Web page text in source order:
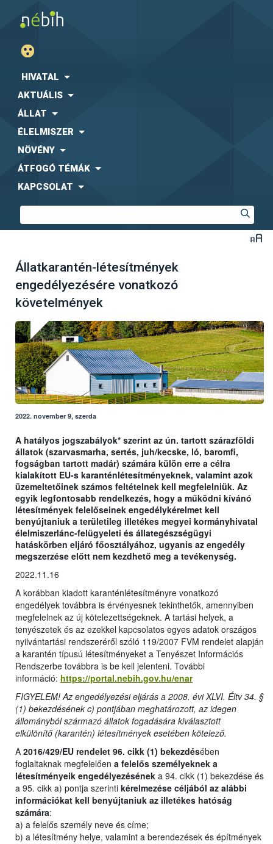
HIVATAL
AKTUÁLIS
ÁLLAT
ÉLELMISZER
NÖVÉNY
ÁTFOGÓ TÉMÁK
KAPCSOLAT
Állatkarantén-létesítmények
engedélyezésére vonatkozó
követelmények
2022. november 9, szerda
A hatályos jogszabályok* szerint az ún. tartott szárazföldi
állatok (szarvasmarha, sertés, juh/kecske, ló, baromfi,
fogságban tartott madár) számára külön erre a célra
kialakított EU-s karanténlétesítményeknek, valamint azok
üzemeltetőinek számos feltételnek kell megfelelniük. Az
egyik legfontosabb rendelkezés, hogy a működni kívánó
létesítmények felelőseinek engedélykérelmet kell
benyújtaniuk a területileg illetékes megyei kormányhivatal
élelmiszerlánc-felügyeleti és állategészségügyi
hatáskörben eljáró főosztályához, ugyanis az engedély
megszerzése előtt nem kezdhető meg a tevékenység.
2022.11.16
A korábban kiadott karanténlétesítményre vonatkozó
engedélyek továbbra is érvényesnek tekinthetők, amennyiben
megfelelnek az új kötelezettségeknek. A tartási helyek, a
tenyészetek és az ezekkel kapcsolatos egyes adatok országos
nyilvántartási rendszeréről szóló 119/2007 FVM rendelet alapján
a karantén típusú létesítményeket a Tenyészet Információs
Rendszerbe továbbra is be kell jelenteni. További
információ: https://portal.nebih.gov.hu/enar
FIGYELEM! Az engedélyezési eljárás a 2008. évi XLVI. Éltv 34. §
(1) bekezdésének c) pontjában meghatározott, az idegen
állományból származó állatok fogadására kiválasztott
elkülönítő (karantén) létesítmények esetében kötelező.
A 2016/429/EU rendelet 96. cikk (1) bekezdésében
foglaltaknak megfelelően a felelős személyeknek a
létesítményeik engedélyezésének a 94. cikk (1) bekezdése és
a 95. cikk a) pontja szerinti kérelmezése céljából az alábbi
információkat kell benyújtaniuk az illetékes hatóság
számára:
a) a felelős személy neve és címe;
b) a létesítmény helye, valamint a berendezések és építmények